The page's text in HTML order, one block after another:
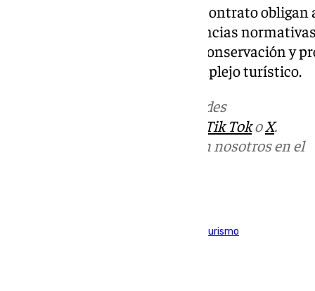
Asimismo, las condiciones del contrato obligan
adecuar el inmueble a las exigencias
terrestre, asegurando la plena conservación y
costera donde se asienta el complejo turístico.
en las redes
Tik TokoX.
Puedes ponerte en contacto con nosotros en el
Turismo